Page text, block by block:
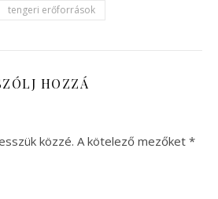
tengeri erőforrások
HOZZÁ
közzé. A kötelező mezőket *